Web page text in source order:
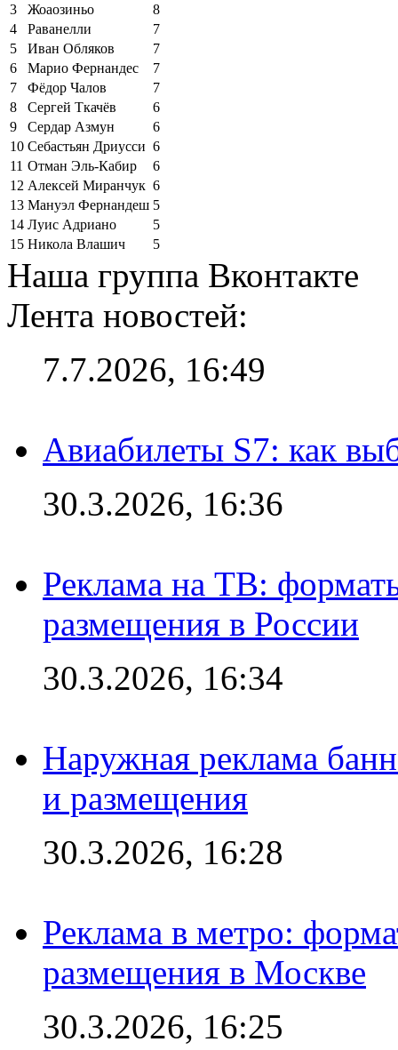
3
Жоаозиньо
8
4
Раванелли
7
5
Иван Обляков
7
6
Марио Фернандес
7
7
Фёдор Чалов
7
8
Сергей Ткачёв
6
9
Сердар Азмун
6
10 Себастьян Дриусси 6
11 Отман Эль-Кабир
6
12 Алексей Миранчук 6
13 Мануэл Фернандеш 5
14 Луис Адриано
5
15 Никола Влашич 5
Наша группа Вконтакте
Лента новостей:
7.7.2026, 16:49
Авиабилеты S7: как
30.3.2026, 16:36
Реклама на ТВ:
размещения в России
30.3.2026, 16:34
Наружная реклама
и размещения
30.3.2026, 16:28
Реклама в метро:
размещения в Москве
30.3.2026, 16:25